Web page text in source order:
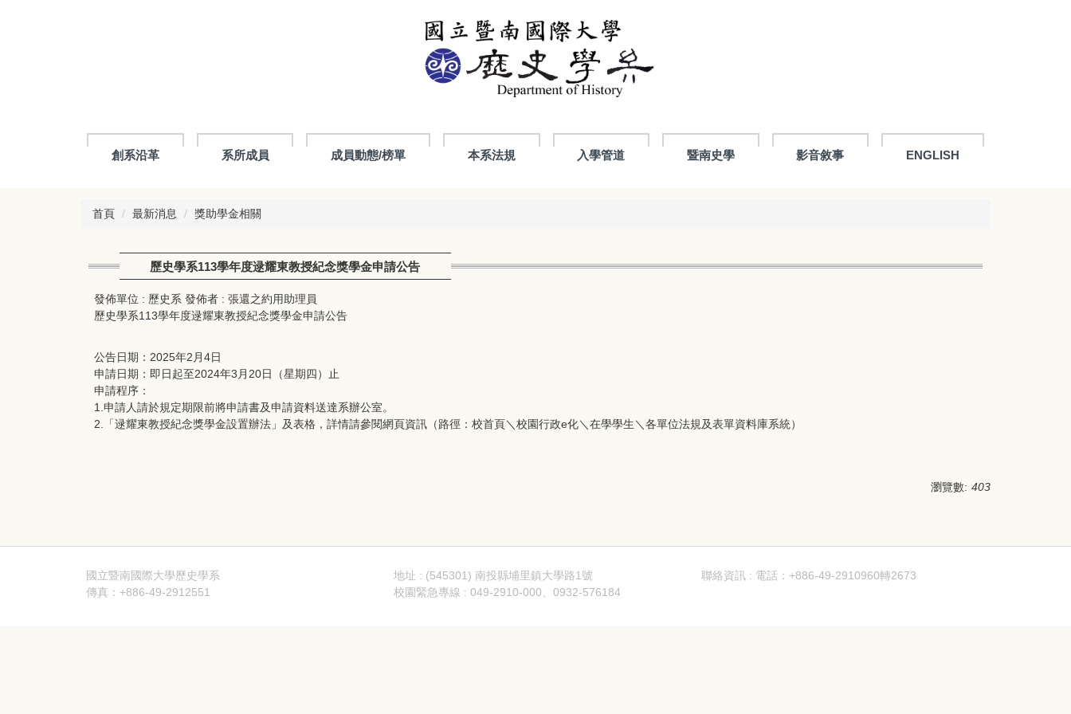
創系沿革 系所成員 成員動態/榜單 本系法規 入學管道 暨南史學 影音敘事 ENGLISH
首頁 最新消息 獎助學金相關
歷史學系113學年度逯耀東教授紀念獎學金申請公告
發佈單位 : 歷史系 發佈者 : 張還之約用助理員
歷史學系113學年度逯耀東教授紀念獎學金申請公告
公告日期：2025年2月4日
申請日期：即日起至2024年3月20日（星期四）止
申請程序：
1.申請人請於規定期限前將申請書及申請資料送達系辦公室。
2.「逯耀東教授紀念獎學金設置辦法」及表格，詳情請參閱網頁資訊（路徑：校首頁＼校園行政e化＼在學學生＼各單位法規及表單資料庫系統）
瀏覽數: 403
國立暨南國際大學歷史學系 地址 : (545301) 南投縣埔里鎮大學路1號
聯絡資訊 : 電話：+886-49-2910960轉2673
傳真：+886-49-2912551
校園緊急專線 : 049-2910-000、0932-576184